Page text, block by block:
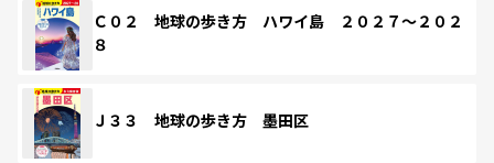
Ｃ０２ 地球の歩き方 ハワイ島 ２０２７～２０２
８
Ｊ３３ 地球の歩き方 墨田区